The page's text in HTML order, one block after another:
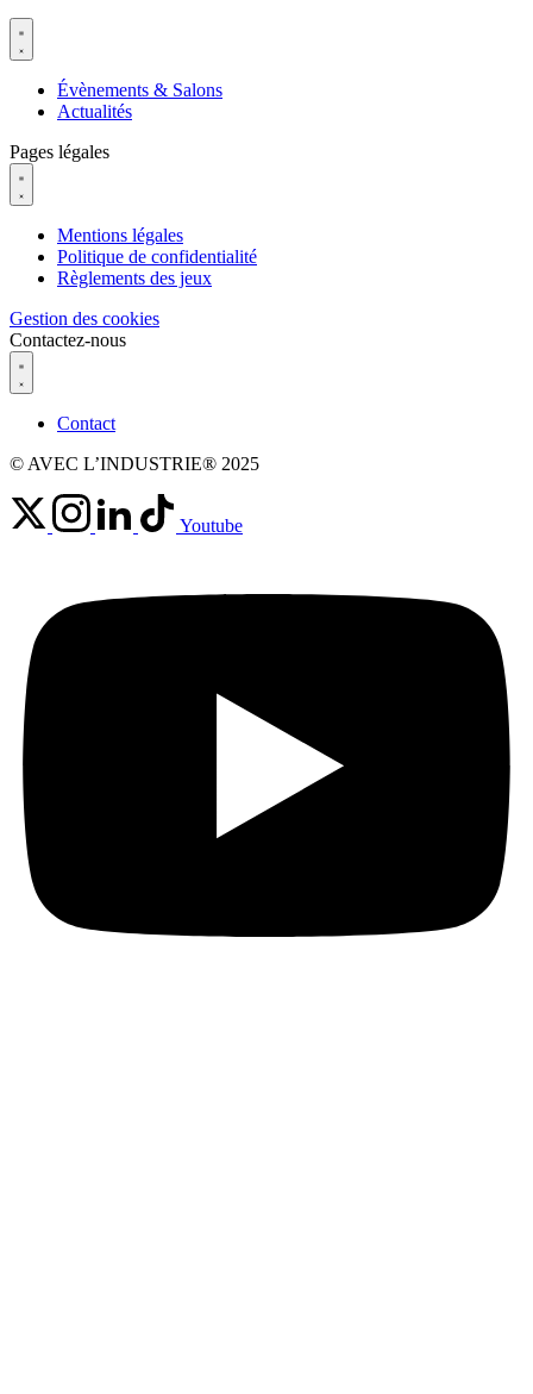
Évènements & Salons
Actualités
Pages légales
Mentions légales
Politique de confidentialité
Règlements des jeux
Gestion des cookies
Contactez-nous
Contact
© AVEC L’INDUSTRIE® 2025
Youtube